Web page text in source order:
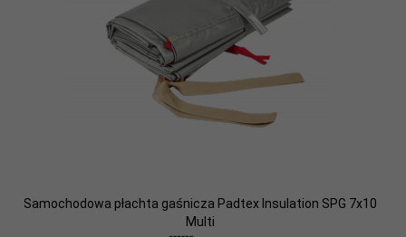
Samochodowa płachta gaśnicza Padtex Insulation SPG 7x10
Multi